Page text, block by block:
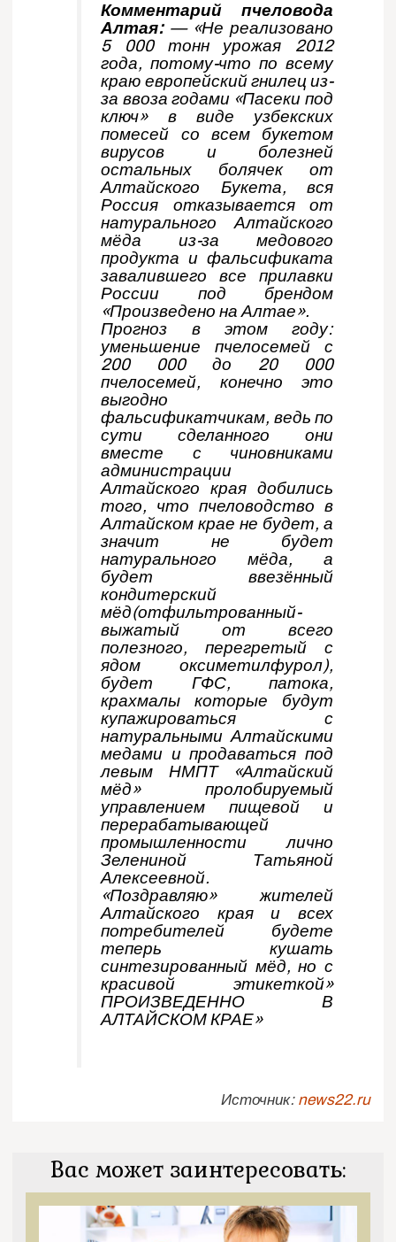
Комментарий пчеловода
Алтая:— «Не реализовано
5 000 тонн урожая 2012
года, потому-что по всему
краю европейский гнилец из-
за ввоза годами «Пасеки под
ключ» в виде узбекских
помесей со всем букетом
вирусов и болезней
остальных болячек от
Алтайского Букета, вся
Россия отказывается от
натурального Алтайского
мёда из-за медового
продукта и фальсификата
завалившего все прилавки
России под брендом
«Произведено на Алтае».
Прогноз в этом году:
уменьшение пчелосемей с
200 000 до 20 000
пчелосемей, конечно это
выгодно
фальсификатчикам, ведь по
сути сделанного они
вместе с чиновниками
администрации
Алтайского края добились
того, что пчеловодство в
Алтайском крае не будет, а
значит не будет
натурального мёда, а
будет ввезённый
кондитерский
мёд(отфильтрованный-
выжатый от всего
полезного, перегретый с
ядом оксиметилфурол),
будет ГФС, патока,
крахмалы которые будут
купажироваться с
натуральными Алтайскими
медами и продаваться под
левым НМПТ «Алтайский
мёд» пролобируемый
управлением пищевой и
перерабатывающей
промышленности лично
Зелениной Татьяной
Алексеевной.
«Поздравляю» жителей
Алтайского края и всех
потребителей будете
теперь кушать
синтезированный мёд, но с
красивой этикеткой»
ПРОИЗВЕДЕННО В
АЛТАЙСКОМ КРАЕ»
Источник: news22.ru
Вас может заинтересовать: